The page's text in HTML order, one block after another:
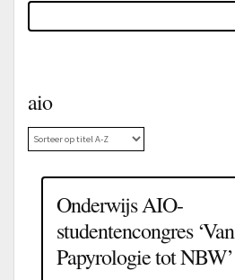
aio
Onderwijs AIO-
studentencongres ‘Van
Papyrologie tot NBW’